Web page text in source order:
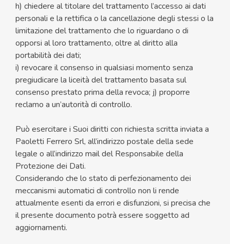
h) chiedere al titolare del trattamento l’accesso ai dati
personali e la rettifica o la cancellazione degli stessi o la
limitazione del trattamento che lo riguardano o di
opporsi al loro trattamento, oltre al diritto alla
portabilità dei dati;
i) revocare il consenso in qualsiasi momento senza
pregiudicare la liceità del trattamento basata sul
consenso prestato prima della revoca; j) proporre
reclamo a un’autorità di controllo.
Può esercitare i Suoi diritti con richiesta scritta inviata a
Paoletti Ferrero Srl, all’indirizzo postale della sede
legale o all’indirizzo mail del Responsabile della
Protezione dei Dati.
Considerando che lo stato di perfezionamento dei
meccanismi automatici di controllo non li rende
attualmente esenti da errori e disfunzioni, si precisa che
il presente documento potrà essere soggetto ad
aggiornamenti.